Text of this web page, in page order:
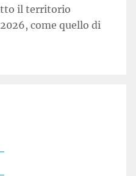
il territorio
come quello di